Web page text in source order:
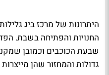
היתרונות של מרכז ביג
החנויות והפתיחה בשבת.
שבעת הכוכבים וכמובן
גדולות והמחזור שהן